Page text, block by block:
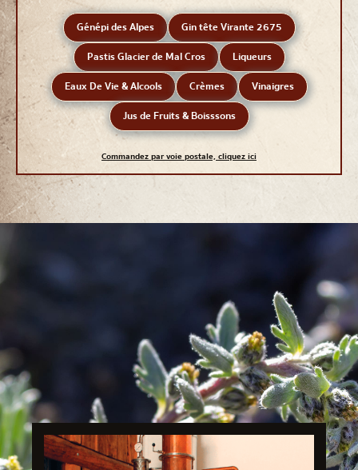
Génépi des Alpes
Gin tête Virante 2675
Pastis Glacier de Mal Cros
Liqueurs
Eaux De Vie & Alcools
Crèmes
Vinaigres
Jus de Fruits & Boisssons
Commandez par voie postale, cliquez ici